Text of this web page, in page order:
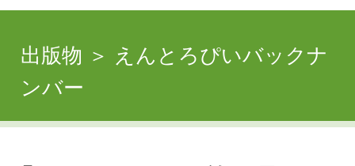
出版物 ＞ えんとろぴいバックナ
ンバー